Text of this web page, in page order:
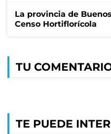
La provincia de
Censo Hortiflorícola
TU
TE PUEDE